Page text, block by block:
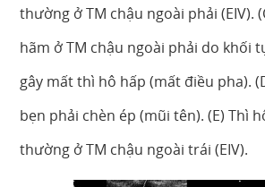
thường ở TM chậu ngoài phải (EIV).
hãm ở TM chậu ngoài phải do khối
gây mất thì hô hấp (mất điều pha).
bẹn phải chèn ép (mũi tên). (E) Thì
thường ở TM chậu ngoài trái (EIV).